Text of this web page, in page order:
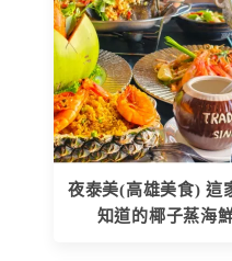
夜泰美(高雄美食) 這
知道的椰子蒸海